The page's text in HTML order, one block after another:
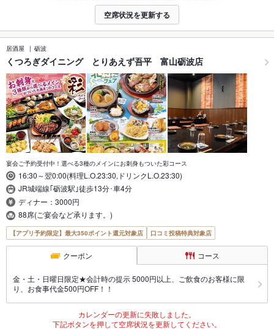
空席状況を更新する
居酒屋 砺波
くつろぎダイニング とりあえず吾平 富山砺波店
宴会ご予約受付中！選べる3種のメインにお刺身もついた彩コース
16:30～翌0:00(料理L.O.23:30,ドリンクL.O.23:30)
JR城端線｢砺波駅｣徒歩13分･車4分
ディナー：3000円
88席(ご宴会など承ります。)
【アプリ予約限定】最大350ポイント還元対象店 口コミ投稿特典対象店
クーポン コース
金・土・日曜日限定★会計時の提示 5000円以上、ご飲食のお客様に限
り、お食事代金500円OFF！！
カレンダーの更新に失敗しました。
下記ボタンを押して空席状況を更新してください。